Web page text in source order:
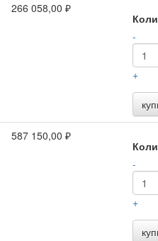
266 058,00 ₽
-
+
587 150,00 ₽
-
+